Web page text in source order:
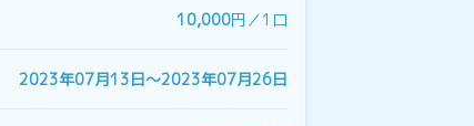
10,000円／1口
2023年07月13日〜2023年07月26日